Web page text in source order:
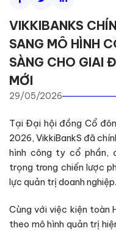
VIKKIBANKS
SANG MÔ HÌNH
SÀNG CHO GIAI
MỚI
29/05/2026
Tại Đại hội đồng Cổ
2026, VikkiBankS đã
hình công ty cổ phần,
trọng trong chiến lược
lực quản trị doanh nghiệp.
Cùng với việc kiện toàn
theo mô hình quản trị